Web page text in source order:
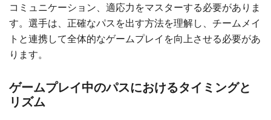
コミュニケーション、適応力をマスターする必要がありま
す。選手は、正確なパスを出す方法を理解し、チームメイ
トと連携して全体的なゲームプレイを向上させる必要があ
ります。
ゲームプレイ中のパスにおけるタイミングと
リズム